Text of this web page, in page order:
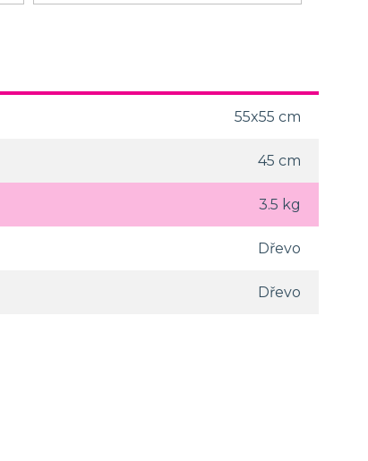
55x55 cm
45 cm
3.5 kg
Dřevo
Dřevo